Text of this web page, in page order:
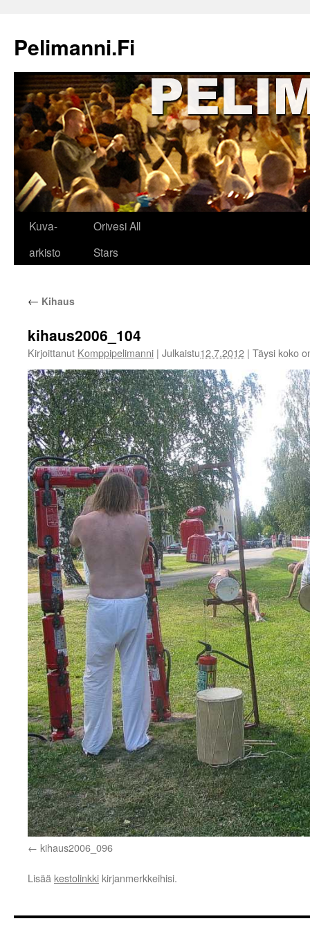
Pelimanni.Fi
Kuva-
arkisto
Orivesi All
Stars
← Kihaus
kihaus2006_104
Kirjoittanut Komppipelimanni | Julkaistu12.7.2012 | Täysi koko
kihaus2006_096
Lisää kestolinkki kirjanmerkkeihisi.